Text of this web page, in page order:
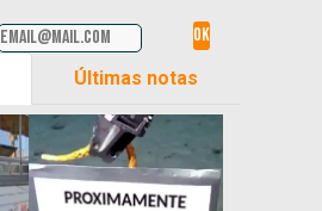
Últimas notas